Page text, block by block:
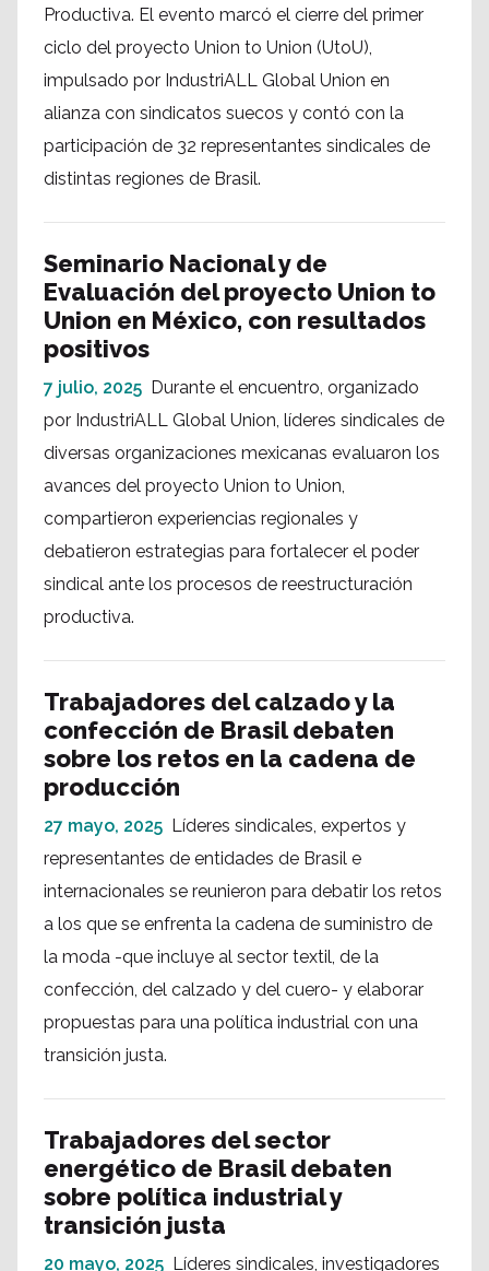
Productiva. El evento marcó el cierre del primer
ciclo del proyecto Union to Union (UtoU),
impulsado por IndustriALL Global Union en
alianza con sindicatos suecos y contó con la
participación de 32 representantes sindicales de
distintas regiones de Brasil.
Seminario Nacional y de
Evaluación del proyecto Union to
Union en México, con resultados
positivos
7 julio, 2025 Durante el encuentro, organizado
por IndustriALL Global Union, líderes sindicales de
diversas organizaciones mexicanas evaluaron los
avances del proyecto Union to Union,
compartieron experiencias regionales y
debatieron estrategias para fortalecer el poder
sindical ante los procesos de reestructuración
productiva.
Trabajadores del calzado y la
confección de Brasil debaten
sobre los retos en la cadena de
producción
27 mayo, 2025 Líderes sindicales, expertos y
representantes de entidades de Brasil e
internacionales se reunieron para debatir los retos
a los que se enfrenta la cadena de suministro de
la moda -que incluye al sector textil, de la
confección, del calzado y del cuero- y elaborar
propuestas para una política industrial con una
transición justa.
Trabajadores del sector
energético de Brasil debaten
sobre política industrial y
transición justa
20 mayo, 2025 Líderes sindicales, investigadores